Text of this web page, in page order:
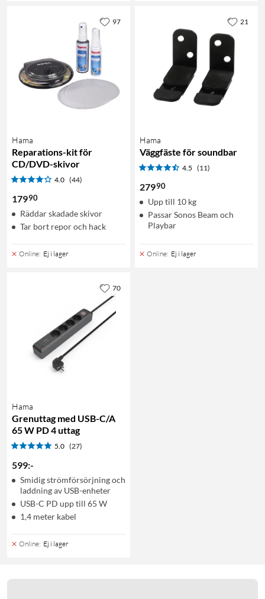
Hama
Reparations-kit för
CD/DVD-skivor
4.0 (44)
17990
Räddar skadade skivor
Tar bort repor och hack
Online: Ej i lager
97
Hama
Väggfäste för soundbar
4.5 (11)
27990
Upp till 10 kg
Passar Sonos Beam och
Playbar
Online: Ej i lager
21
Hama
Grenuttag med USB-C/A
65 W PD 4 uttag
5.0 (27)
599:-
Smidig strömförsörjning och
laddning av USB-enheter
USB-C PD upp till 65 W
1,4 meter kabel
Online: Ej i lager
70